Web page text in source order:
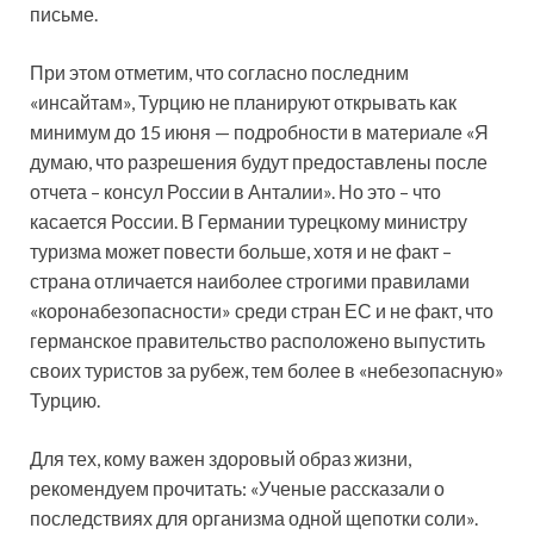
письме.
При этом отметим, что согласно последним
«инсайтам», Турцию не планируют открывать как
минимум до 15 июня — подробности в материале «Я
думаю, что разрешения будут предоставлены после
отчета – консул России в Анталии». Но это – что
касается России. В Германии турецкому министру
туризма может повести больше, хотя и не факт –
страна отличается наиболее строгими правилами
«коронабезопасности» среди стран ЕС и не факт, что
германское правительство расположено выпустить
своих туристов за рубеж, тем более в «небезопасную»
Турцию.
Для тех, кому важен здоровый образ жизни,
рекомендуем прочитать: «Ученые рассказали о
последствиях для организма одной щепотки соли».